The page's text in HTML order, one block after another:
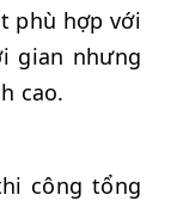
phù hợp với
gian nhưng
cao.
công tổng